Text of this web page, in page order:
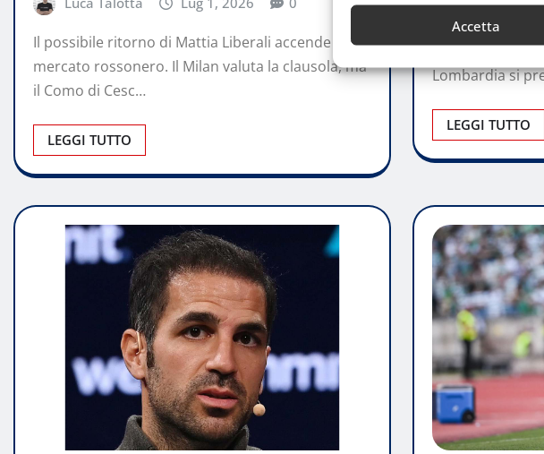
Accetta
Il possibile ritorno di Mattia Liberali accende il
mercato rossonero. Il Milan valuta la clausola, ma
il Como di Cesc…
LEGGI TUTTO
Una staffetta
istituzioni in
Lombardia si
LEGGI TUTTO